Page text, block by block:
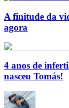
A finitude da
agora
4 anos de
nasceu Tomás!